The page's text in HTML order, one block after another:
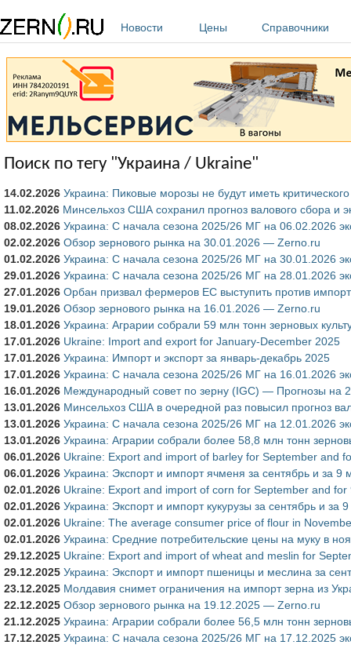
Новости
Цены Справочники
Поиск по тегу "Украина / Ukraine"
14.02.2026 Украина: Пиковые морозы не будут иметь
11.02.2026 Минсельхоз США сохранил прогноз валового сбора и
08.02.2026 Украина: С начала сезона 2025/26 МГ на 06.02.2026
02.02.2026 Обзор зернового рынка на 30.01.2026 — Zerno.ru
01.02.2026 Украина: С начала сезона 2025/26 МГ на 30.01.2026
29.01.2026 Украина: С начала сезона 2025/26 МГ на 28.01.2026
27.01.2026 Орбан призвал фермеров ЕС выступить против
19.01.2026 Обзор зернового рынка на 16.01.2026 — Zerno.ru
18.01.2026 Украина: Аграрии собрали 59 млн тонн зерновых
17.01.2026 Ukraine: Import and export for January-December 2025
17.01.2026 Украина: Импорт и экспорт за январь-декабрь 2025
17.01.2026 Украина: С начала сезона 2025/26 МГ на 16.01.2026
16.01.2026 Международный совет по зерну (IGC) — Прогнозы на
13.01.2026 Минсельхоз США в очередной раз повысил прогноз
13.01.2026 Украина: С начала сезона 2025/26 МГ на 12.01.2026
13.01.2026 Украина: Аграрии собрали более 58,8 млн тонн
06.01.2026 Ukraine: Export and import of barley for September and
06.01.2026 Украина: Экспорт и импорт ячменя за сентябрь и за 9
02.01.2026 Ukraine: Export and import of corn for September and
02.01.2026 Украина: Экспорт и импорт кукурузы за сентябрь и за
02.01.2026 Ukraine: The average consumer price of flour in
02.01.2026 Украина: Средние потребительские цены на муку в
29.12.2025 Ukraine: Export and import of wheat and meslin for
29.12.2025 Украина: Экспорт и импорт пшеницы и меслина за
23.12.2025 Молдавия снимет ограничения на импорт зерна из
22.12.2025 Обзор зернового рынка на 19.12.2025 — Zerno.ru
21.12.2025 Украина: Аграрии собрали более 56,5 млн тонн
17.12.2025 Украина: С начала сезона 2025/26 МГ на 17.12.2025